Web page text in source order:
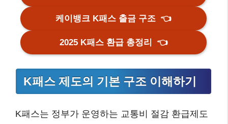
케이뱅크 K패스 출금 구조 👈
2025 K패스 환급 총정리 👈
K패스 제도의 기본 구조 이해하기
K패스는 정부가 운영하는 교통비 절감 환급제도